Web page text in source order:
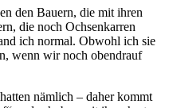
den Bauern, die mit ihren
die noch Ochsenkarren
ich normal. Obwohl ich sie
wenn wir noch obendrauf
nämlich – daher kommt